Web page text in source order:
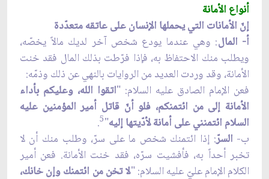
أنواع الأمانة
إنّ الأمانات التي يحملها الإنسان على عاتقه متعدّدة
أ- المال: وهي عندما يودع شخص آخر لديك مالاً يخصّه،
ويطلب منك الاحتفاظ به، فإذا فرّطت بذلك المال فقد خنت
الأمانة، وقد وردت العديد من الروايات بالنهي عن ذلك وذمّه:
فعن الإمام الصادق عليه السلام: "اتقوا الله، وعليكم بأداء
الأمانة إلى من ائتمنكم، فلو أنّ قاتل أمير المؤمنين عليه
السلام ائتمنني على أمانة لأدّيتها إليه"
5
.
ب- السرّ: إذا ائتمنك شخص ما على سرّ، وطلب منك أن لا
تخبر أحداً به، فأفشيت سرّه، فقد خنت الأمانة. فعن أمير
الكلام الإمام عليّ عليه السلام: "لا تخن من ائتمنك وإن خانك،